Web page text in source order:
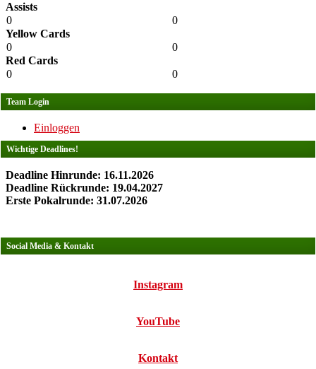
Assists
0
0
Yellow Cards
0
0
Red Cards
0
0
Team Login
Einloggen
Wichtige Deadlines!
Deadline Hinrunde: 16.11.2026
Deadline Rückrunde: 19.04.2027
Erste Pokalrunde: 31.07.2026
Social Media & Kontakt
Instagram
YouTube
Kontakt